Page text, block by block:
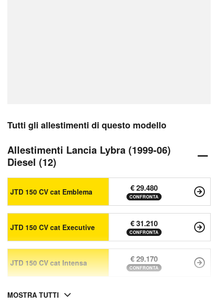
Tutti gli allestimenti di questo modello
Allestimenti Lancia Lybra (1999-06)
Diesel (12)
JTD 150 CV cat Emblema € 29.480
CONFRONTA
JTD 150 CV cat Executive € 31.210
CONFRONTA
JTD 150 CV cat Intensa € 29.170
CONFRONTA
MOSTRA TUTTI